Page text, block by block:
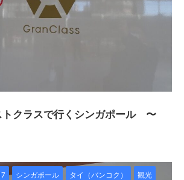
クラスで行くシンガポール 〜
シンガポール タイ（バンコク） 観光